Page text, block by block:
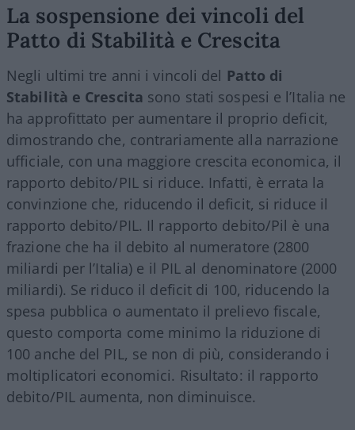
La sospensione dei vincoli del
Patto di Stabilità e Crescita
Negli ultimi tre anni i vincoli del Patto di
Stabilità e Crescita sono stati sospesi e l’Italia ne
ha approfittato per aumentare il proprio deficit,
dimostrando che, contrariamente alla narrazione
ufficiale, con una maggiore crescita economica, il
rapporto debito/PIL si riduce. Infatti, è errata la
convinzione che, riducendo il deficit, si riduce il
rapporto debito/PIL. Il rapporto debito/Pil è una
frazione che ha il debito al numeratore (2800
miliardi per l’Italia) e il PIL al denominatore (2000
miliardi). Se riduco il deficit di 100, riducendo la
spesa pubblica o aumentato il prelievo fiscale,
questo comporta come minimo la riduzione di
100 anche del PIL, se non di più, considerando i
moltiplicatori economici. Risultato: il rapporto
debito/PIL aumenta, non diminuisce.